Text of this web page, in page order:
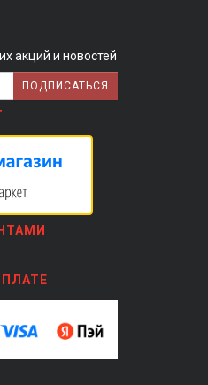
акций и новостей
ПОДПИСАТЬСЯ